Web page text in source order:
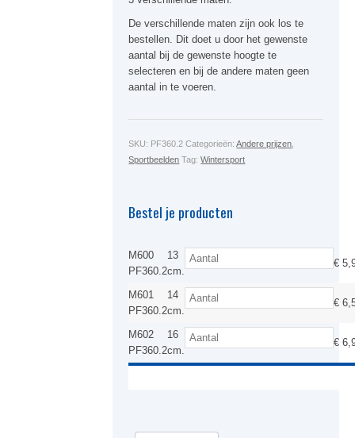
De verschillende maten zijn ook los te
bestellen. Dit doet u door het gewenste
aantal bij de gewenste hoogte te
selecteren en bij de andere maten geen
aantal in te voeren.
SKU: PF360.2 Categorieën:Andere prijzen
Sportbeelden Tag:Wintersport
Bestel je producten
M600
PF360.2
13
cm.
€
M601
PF360.2
14
cm.
€
M602
PF360.2
16
cm.
€